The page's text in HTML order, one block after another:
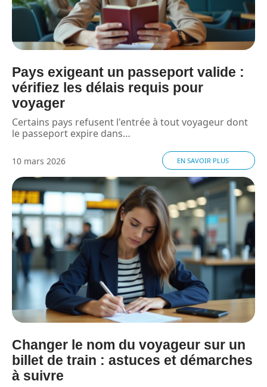
Pays exigeant un passeport valide :
vérifiez les délais requis pour
voyager
Certains pays refusent l'entrée à tout voyageur dont
le passeport expire dans…
10 mars 2026 EN SAVOIR PLUS
Changer le nom du voyageur sur un
billet de train : astuces et démarches
à suivre